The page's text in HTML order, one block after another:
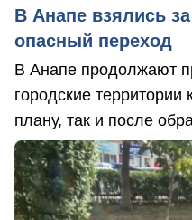
В Анапе взялись
опасный переход
В Анапе продолжают
городские
плану, так и после